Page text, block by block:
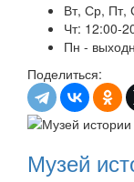
Вт, Ср, Пт,
Чт: 12:00-
Пн -
Поделиться:
Музей